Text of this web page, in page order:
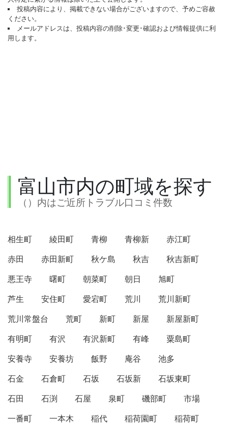
投稿内容により、掲載できない場合がございますので、予めご容赦
ください。
メールアドレスは、投稿内容の削除･変更･確認および情報提供に利
用します。
富山市内の町域を探す
（）内はご近所トラブル口コミ件数
相生町 綾田町 青柳 青柳新
赤江町
赤田
赤田新町 秋ケ島 秋吉
秋吉新町
悪王寺
曙町 朝菜町 朝日
旭町
芦生
安住町 愛宕町 荒川
荒川新町
荒川常盤台
荒町 新町 新屋
新屋新町
有明町
有沢 有沢新町 有峰
粟島町
安養寺
安養坊 飯野 庵谷
池多
石金
石倉町 石坂 石坂新
石坂東町
石田
石渕 石屋 泉町 磯部町
市場
一番町
一本木 稲代 稲荷園町
稲荷町